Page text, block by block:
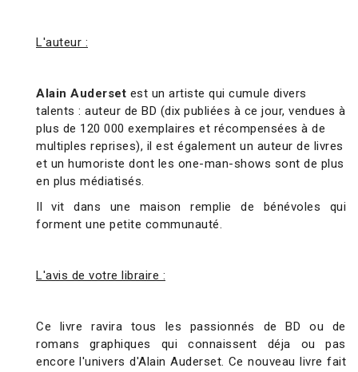
L'auteur :
Alain Auderset est un artiste qui cumule divers
talents : auteur de BD (dix publiées à ce jour, vendues à
plus de 120 000 exemplaires et récompensées à de
multiples reprises), il est également un auteur de livres
et un humoriste dont les one-man-shows sont de plus
en plus médiatisés.
Il vit dans une maison remplie de bénévoles qui
forment une petite communauté.
L'avis de votre libraire :
Ce livre ravira tous les passionnés de BD ou de
romans graphiques qui connaissent déja ou pas
encore l'univers d'Alain Auderset. Ce nouveau livre fait